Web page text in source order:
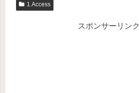
1.Access
スポンサーリンク